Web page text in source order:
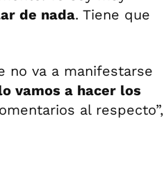
de nada. Tiene que
no va a manifestarse
vamos a hacer los
al respecto”,